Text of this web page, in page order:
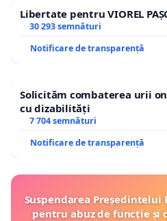
Libertate pentru VIOREL
30 293 semnături
Notificare de transparență
Solicităm combaterea urii
cu dizabilități
7 704 semnături
Notificare de transparență
Suspendarea Președintelui
pentru abuz de funcție și